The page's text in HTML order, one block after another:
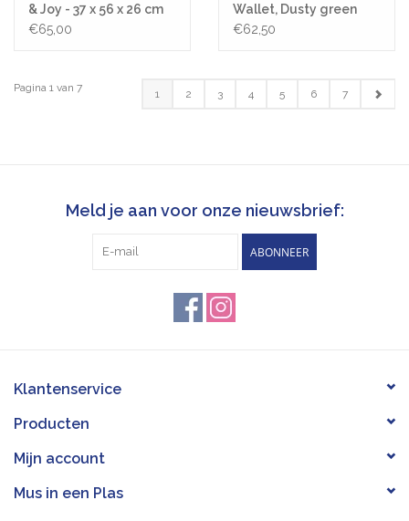
& Joy - 37 x 56 x 26 cm
€65,00
Wallet, Dusty green
€62,50
Pagina 1 van 7 1 2 3 4 5 6 7
Meld je aan voor onze nieuwsbrief:
ABONNEER
Klantenservice
Producten
Mijn account
Mus in een Plas